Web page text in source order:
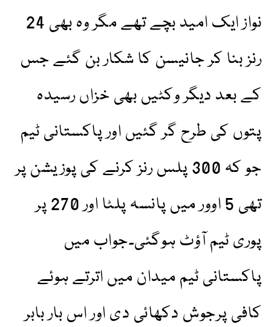
نواز ایک امید بچے تھے مگر وہ بھی 24
رنز بنا کر جانیسن کا شکار بن گئے جس
کے بعد دیگر وکٹیں بھی خزاں رسیدہ
پتوں کی طرح گر گئیں اور پاکستانی ٹیم
جو کہ 300 پلس رنز کرنے کی پوزیشن پر
تھی 5 اوور میں پانسہ پلٹا اور 270 پر
پوری ٹیم آؤٹ ہوگئی۔جواب میں
پاکستانی ٹیم میدان میں اترتے ہوئے
کافی پرجوش دکھائی دی اور اس بار بابر